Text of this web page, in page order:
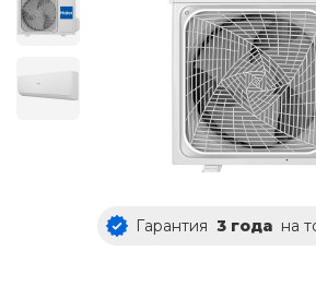
Гарантия 3 года на